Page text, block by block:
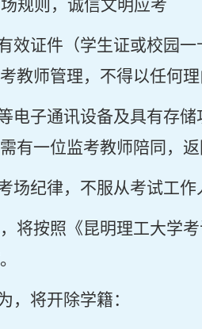
场规则，诚信文明应考
效证件（学生证或校园
教师管理，不得以任何
电子通讯设备及具有存
有一位监考教师陪同，
场纪律，不服从考试工
将按照《昆明理工大学
，将开除学籍：